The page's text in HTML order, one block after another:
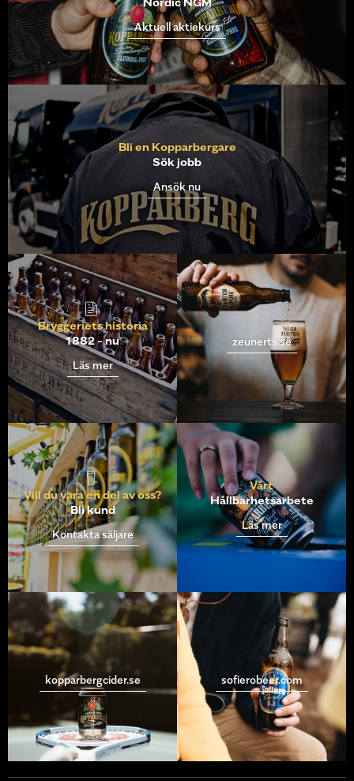
Aktuell aktiekurs
Bli en Kopparbergare
Sök jobb
Ansök nu
Bryggeriets historia
1882 - nu
Läs mer
zeunerts.se
Vill du vara en del av oss?
Bli kund
Kontakta säljare
Vårt
Hållbarhetsarbete
Läs mer
kopparbergcider.se sofierobeer.com